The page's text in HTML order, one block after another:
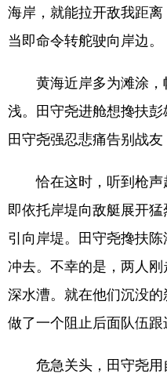
海岸，就能拉开敌我距
当即命令转舵驶向岸边。
黄海近岸多为滩涂
浅。田守尧进舱想搀扶彭
田守尧强忍悲痛告别战友
恰在这时，听到枪
即依托岸堤向敌艇展开
引向岸堤。田守尧搀扶
冲去。不幸的是，两人
深水漕。就在他们沉没
做了一个阻止后面队伍跟
危急关头，田守尧